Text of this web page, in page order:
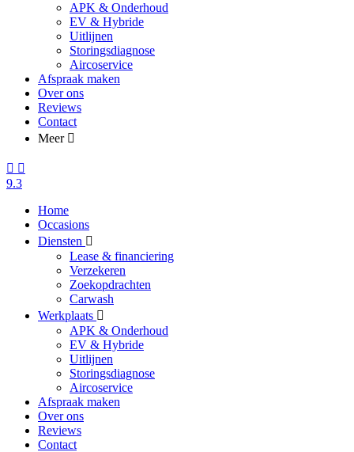
APK & Onderhoud
EV & Hybride
Uitlijnen
Storingsdiagnose
Aircoservice
Afspraak maken
Over ons
Reviews
Contact
Meer
9.3
Home
Occasions
Diensten
Lease & financiering
Verzekeren
Zoekopdrachten
Carwash
Werkplaats
APK & Onderhoud
EV & Hybride
Uitlijnen
Storingsdiagnose
Aircoservice
Afspraak maken
Over ons
Reviews
Contact